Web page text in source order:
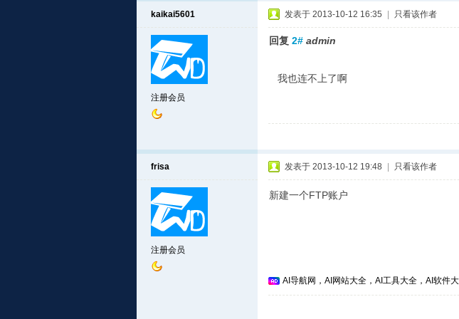
kaikai5601
注册会员
发表于 2013-10-12 16:35 只看该作者
回复 2# admin
我也连不上了啊
frisa
注册会员
发表于 2013-10-12 19:48 只看该作者
新建一个FTP账户
AI导航网，AI网站大全，AI工具大全，AI软件